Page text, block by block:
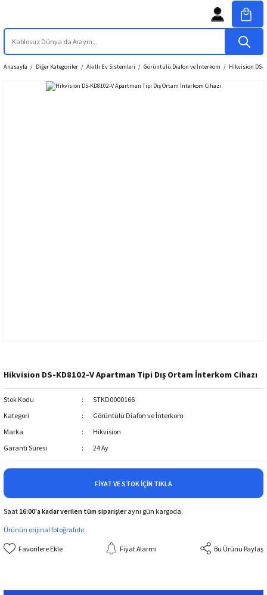
Anasayfa Diğer Kategoriler Akıllı Ev Sistemleri Görüntülü Diafon ve İnterkom Hikvision DS-
Hikvision DS-KD8102-V Apartman Tipi Dış Ortam İnterkom Cihazı
Stok Kodu
STKD0000166
Kategori
Görüntülü Diafon ve İnterkom
Marka
Hikvision
Garanti Süresi
24 Ay
FIYAT VE STOK İÇIN TIKLA
Saat 16:00'a kadar verilen tüm siparişleraynı gün kargoda.
Ürünün orijinal fotoğrafıdır.
Fiyat Alarmı Bu Ürünü Paylaş